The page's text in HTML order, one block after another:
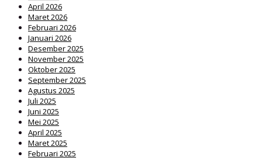
April 2026
Maret 2026
Februari 2026
Januari 2026
Desember 2025
November 2025
Oktober 2025
September 2025
Agustus 2025
Juli 2025
Juni 2025
Mei 2025
April 2025
Maret 2025
Februari 2025